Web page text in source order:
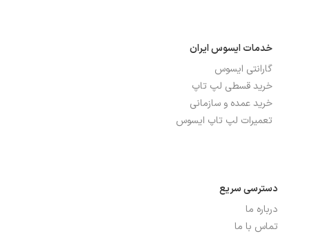
خدمات ایسوس ایران
گارانتی ایسوس
خرید قسطی لپ تاپ
خرید عمده و سازمانی
تعمیرات لپ تاپ ایسوس
دسترسی سریع
درباره ما
تماس با ما